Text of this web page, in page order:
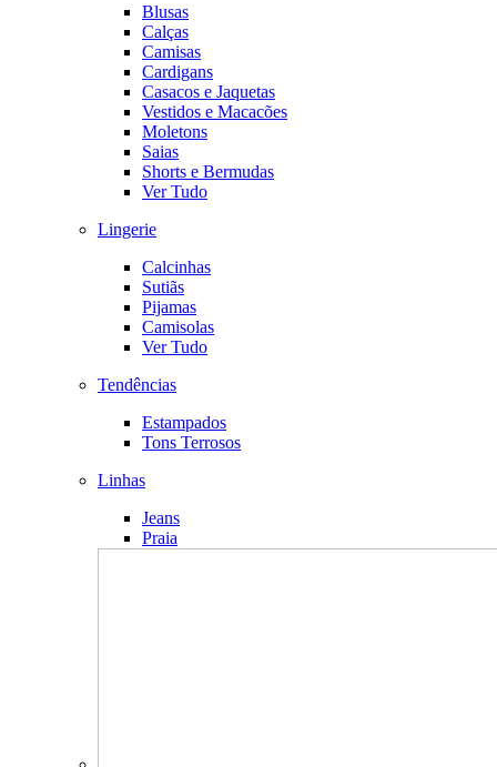
Blusas
Calças
Camisas
Cardigans
Casacos e Jaquetas
Vestidos e Macacões
Moletons
Saias
Shorts e Bermudas
Ver Tudo
Lingerie
Calcinhas
Sutiãs
Pijamas
Camisolas
Ver Tudo
Tendências
Estampados
Tons Terrosos
Linhas
Jeans
Praia